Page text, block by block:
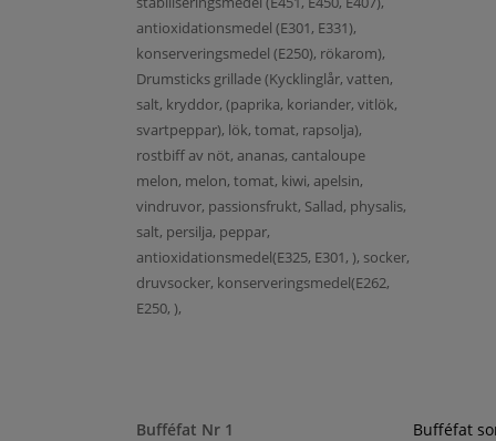
antioxidationsmedel (E301, E331),
konserveringsmedel (E250), rökarom),
Drumsticks grillade (Kycklinglår, vatten,
salt, kryddor, (paprika, koriander, vitlök,
svartpeppar), lök, tomat, rapsolja),
rostbiff av nöt, ananas, cantaloupe
melon, melon, tomat, kiwi, apelsin,
vindruvor, passionsfrukt, Sallad, physalis,
salt, persilja, peppar,
antioxidationsmedel(E325, E301, ), socker,
druvsocker, konserveringsmedel(E262,
E250, ),
Bufféfat Nr 1
Bufféfat